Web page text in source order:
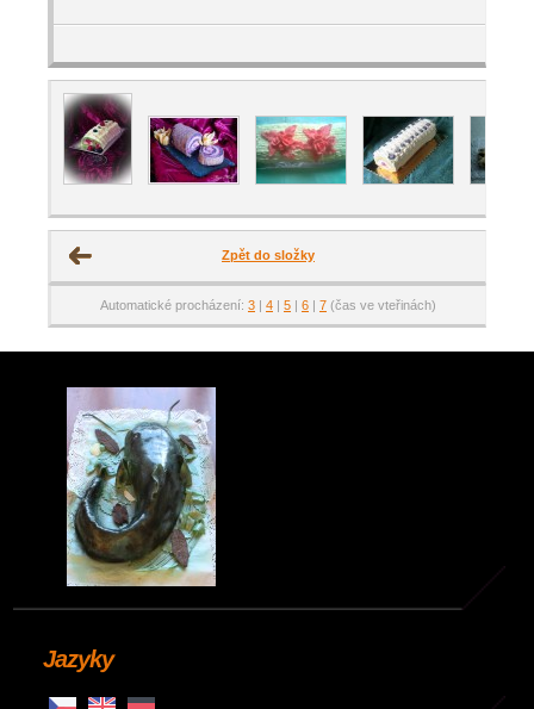
Zpět do složky
Automatické procházení: 3 | 4 | 5 | 6 | 7 (čas ve vteřinách)
Jazyky